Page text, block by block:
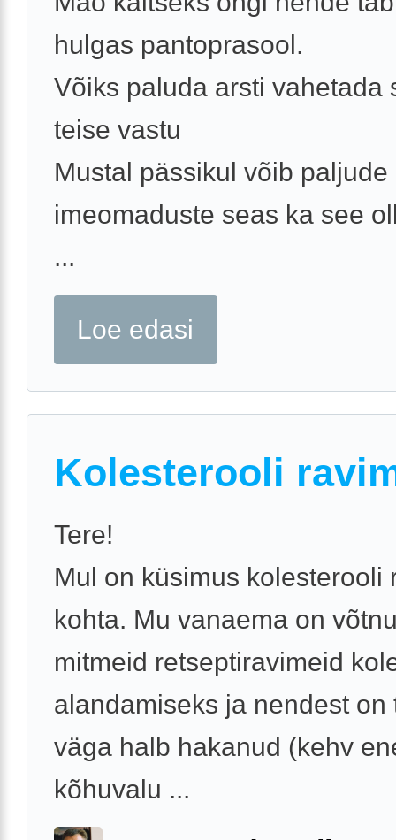
hulgas pantoprasool.
Võiks paluda arsti vahetada
teise vastu
Mustal pässikul võib paljude
imeomaduste seas ka see
...
Loe edasi
Kolesterooli
Tere!
Mul on küsimus kolesterooli
kohta. Mu vanaema on
mitmeid retseptiravimeid
alandamiseks ja nendest on
väga halb hakanud (kehv
kõhuvalu ...